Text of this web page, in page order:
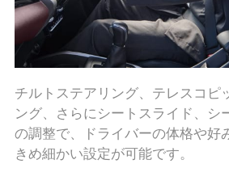
チルトステアリング、テレスコピ
ング、さらにシートスライド、シ
の調整で、ドライバーの体格や好
きめ細かい設定が可能です。